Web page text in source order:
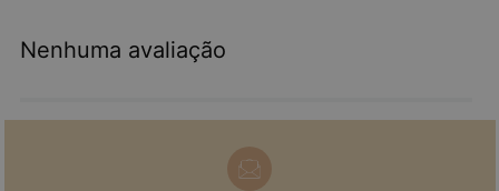
Nenhuma avaliação